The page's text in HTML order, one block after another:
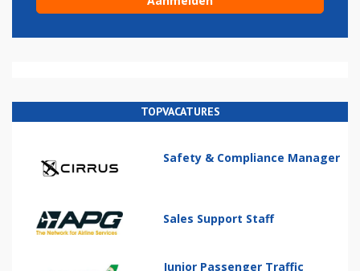
TOPVACATURES
Safety & Compliance Manager
Sales Support Staff
Junior Passenger Traffic